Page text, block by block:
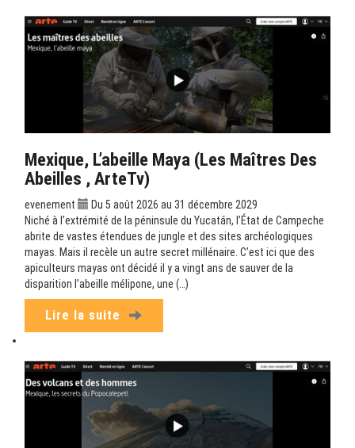
Mexique, L’abeille Maya (Les Maîtres Des
Abeilles , ArteTv)
evenement
Du 5 août 2026 au 31 décembre 2029
Niché à l’extrémité de la péninsule du Yucatán, l’État de Campeche
abrite de vastes étendues de jungle et des sites archéologiques
mayas. Mais il recèle un autre secret millénaire. C’est ici que des
apiculteurs mayas ont décidé il y a vingt ans de sauver de la
disparition l’abeille mélipone, une (…)
Lire la suite